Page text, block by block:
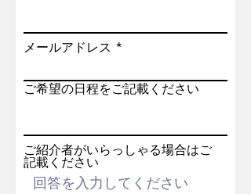
メールアドレス
ご希望の日程をご記載ください
ご紹介者がいらっしゃる場合はご
記載ください